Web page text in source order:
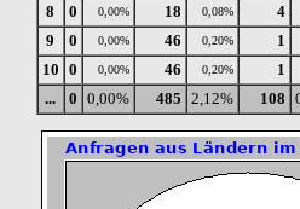
8
0 0,00% 18 0,08%
4
9
0 0,00% 46 0,20%
1
10 0 0,00% 46 0,20%
1
...
0 0,00% 485 2,12% 108